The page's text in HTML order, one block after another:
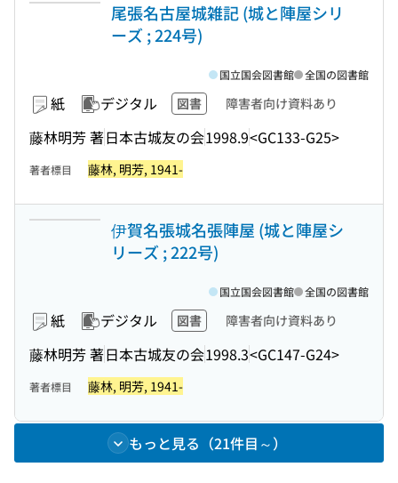
尾張名古屋城雑記 (城と陣屋シリ
ーズ ; 224号)
紙 デジタル 図書 障害者向け資料あり
藤林明芳 著日本古城友の会1998.9<GC133-G25>
国立国会図書館 全国の図書館
著者標目 藤林, 明芳, 1941-
伊賀名張城名張陣屋 (城と陣屋シ
リーズ ; 222号)
紙 デジタル 図書 障害者向け資料あり
藤林明芳 著日本古城友の会1998.3<GC147-G24>
国立国会図書館 全国の図書館
著者標目 藤林, 明芳, 1941-
もっと見る（21件目～）